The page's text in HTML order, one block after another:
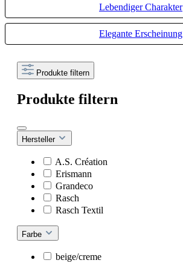
Lebendiger Charakter
Elegante Erscheinung
Produkte filtern
Produkte filtern
Hersteller
A.S. Création
Erismann
Grandeco
Rasch
Rasch Textil
Farbe
beige/creme